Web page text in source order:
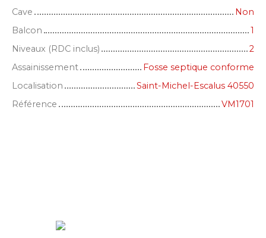
Cave
Non
Balcon
1
Niveaux (RDC inclus)
2
Assainissement
Fosse septique conforme
Localisation
Saint-Michel-Escalus 40550
Référence
VM1701